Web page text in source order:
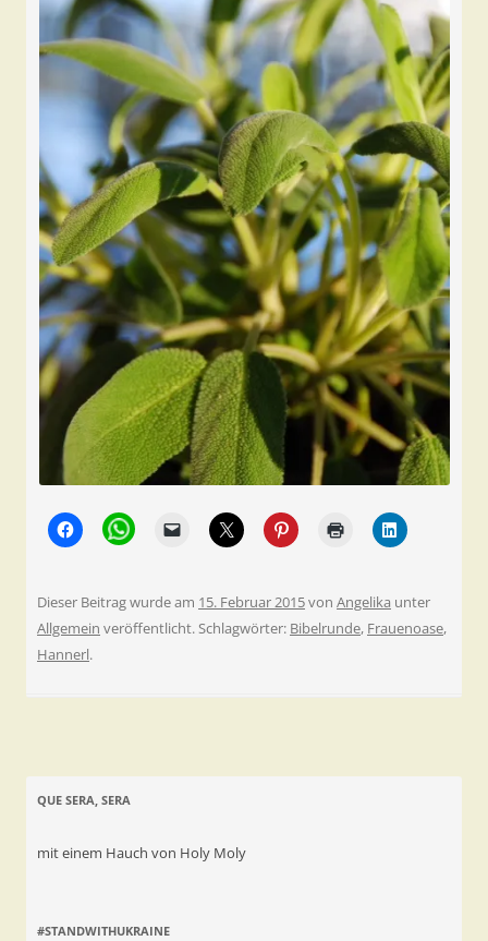
Dieser Beitrag wurde am 15. Februar 2015von Angelika unter
Allgemein veröffentlicht. Schlagwörter: Bibelrunde, Frauenoase,
Hannerl.
QUE SERA, SERA
mit einem Hauch von Holy Moly
#STANDWITHUKRAINE